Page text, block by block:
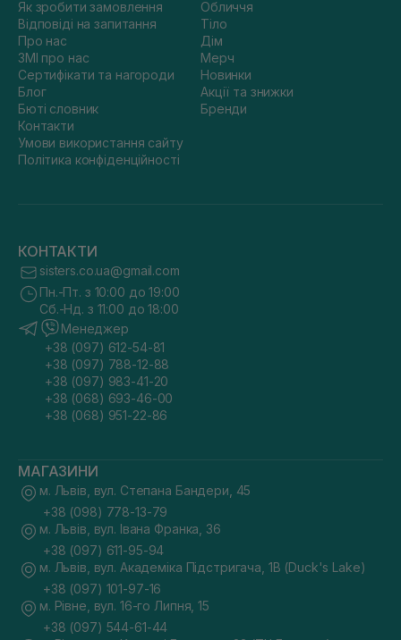
Як зробити замовлення
Відповіді на запитання
Про нас
ЗМІ про нас
Сертифікати та нагороди
Блог
Бюті словник
Контакти
Умови використання сайту
Політика конфіденційності
Обличчя
Тіло
Дім
Мерч
Новинки
Акції та знижки
Бренди
КОНТАКТИ
sisters.co.ua@gmail.com
Пн.-Пт. з 10:00 до 19:00
Сб.-Нд. з 11:00 до 18:00
Менеджер
+38 (097) 612-54-81
+38 (097) 788-12-88
+38 (097) 983-41-20
+38 (068) 693-46-00
+38 (068) 951-22-86
МАГАЗИНИ
м. Львів, вул. Степана Бандери, 45
+38 (098) 778-13-79
м. Львів, вул. Івана Франка, 36
+38 (097) 611-95-94
м. Львів, вул. Академіка Підстригача, 1В (Duck's Lake)
+38 (097) 101-97-16
м. Рівне, вул. 16-го Липня, 15
+38 (097) 544-61-44